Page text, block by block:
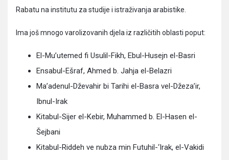
Rabatu na institutu za studije i istraživanja arabistike.
Ima još mnogo varolizovanih djela iz različitih oblasti poput:
El-Mu’utemed fi Usulil-Fikh, Ebul-Husejn el-Basri
Ensabul-Ešraf, Ahmed b. Jahja el-Belazri
Ma’adenul-Dževahir bi Tarihi el-Basra vel-Džeza’ir,
Ibnul-Irak
Kitabul-Sijer el-Kebir, Muhammed b. El-Hasen el-
Šejbani
Kitabul-Riddeh ve nubza min Futuhil-‘Irak, el-Vakidi